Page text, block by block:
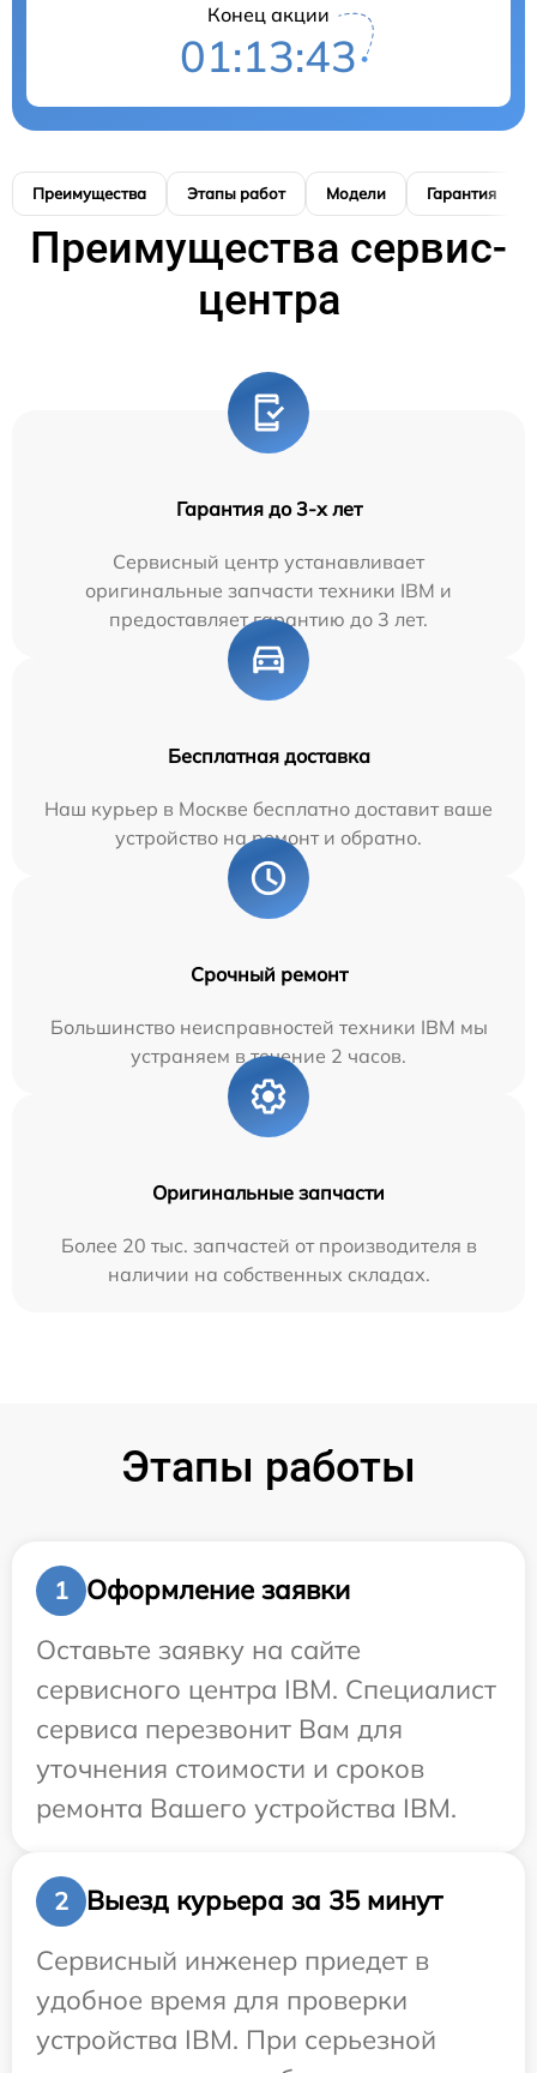
Конец акции
01:13:42
Преимущества Этапы работ Модели Гарантия
Преимущества сервис-
центра
Гарантия до 3-х лет
Сервисный центр устанавливает
оригинальные запчасти техники IBM и
предоставляет гарантию до 3 лет.
Бесплатная доставка
Наш курьер в Москве бесплатно доставит ваше
устройство на ремонт и обратно.
Срочный ремонт
Большинство неисправностей техники IBM мы
устраняем в течение 2 часов.
Оригинальные запчасти
Более 20 тыс. запчастей от производителя в
наличии на собственных складах.
Этапы работы
1
Оформление заявки
Оставьте заявку на сайте
сервисного центра IBM. Специалист
сервиса перезвонит Вам для
уточнения стоимости и сроков
ремонта Вашего устройства IBM.
2
Выезд курьера за 35 минут
Сервисный инженер приедет в
удобное время для проверки
устройства IBM. При серьезной